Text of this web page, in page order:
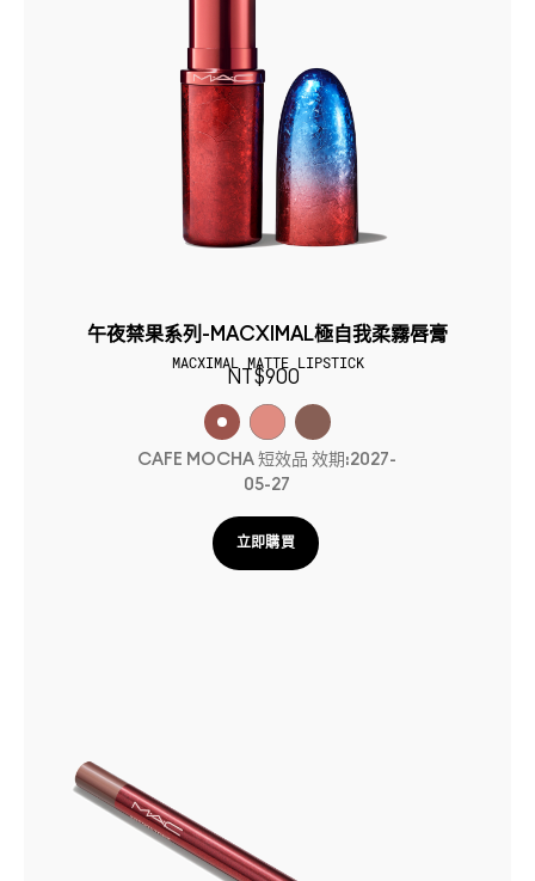
午夜禁果系列-MACXIMAL極自我柔霧唇膏
MACXIMAL MATTE LIPSTICK
NT$900
CAFE MOCHA 短效品 效期:2027-
05-27
立即購買